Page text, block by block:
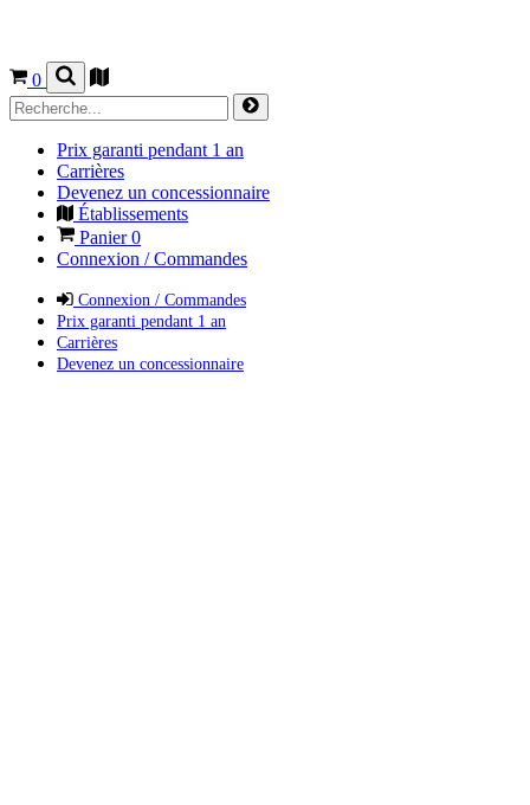
0
Prix garanti pendant 1 an
Carrières
Devenez un concessionnaire
Établissements
Panier0
Connexion / Commandes
Connexion / Commandes
Prix garanti pendant 1 an
Carrières
Devenez un concessionnaire